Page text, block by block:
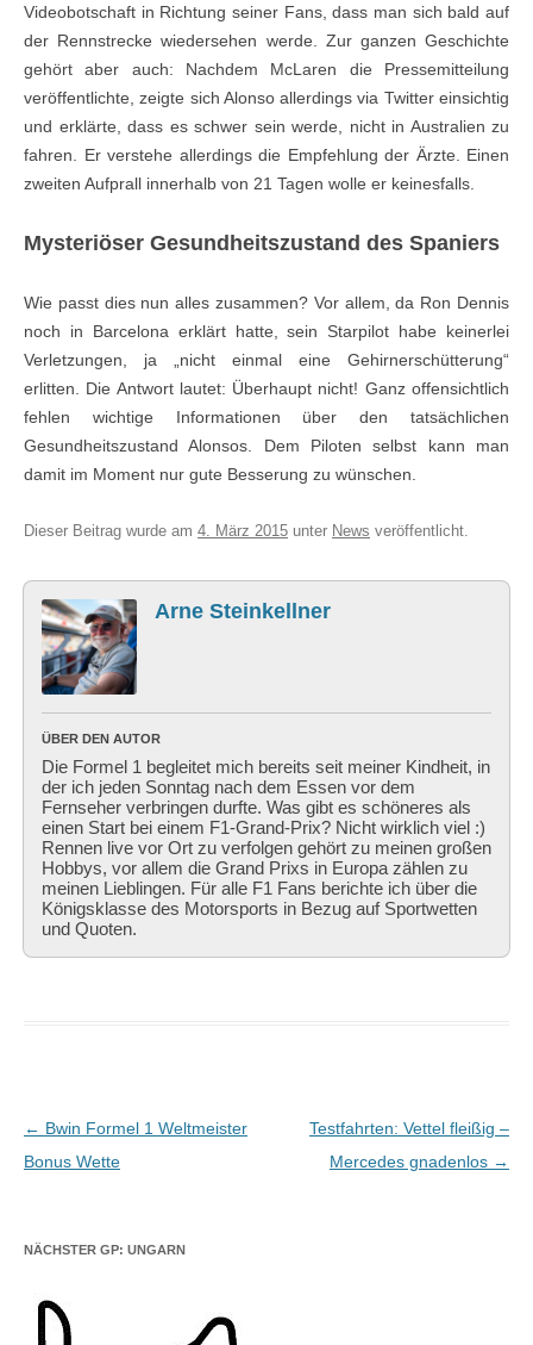
Videobotschaft in Richtung seiner Fans, dass man sich bald auf
der Rennstrecke wiedersehen werde. Zur ganzen Geschichte
gehört aber auch: Nachdem McLaren die Pressemitteilung
veröffentlichte, zeigte sich Alonso allerdings via Twitter einsichtig
und erklärte, dass es schwer sein werde, nicht in Australien zu
fahren. Er verstehe allerdings die Empfehlung der Ärzte. Einen
zweiten Aufprall innerhalb von 21 Tagen wolle er keinesfalls.
Mysteriöser Gesundheitszustand des Spaniers
Wie passt dies nun alles zusammen? Vor allem, da Ron Dennis
noch in Barcelona erklärt hatte, sein Starpilot habe keinerlei
Verletzungen, ja „nicht einmal eine Gehirnerschütterung“
erlitten. Die Antwort lautet: Überhaupt nicht! Ganz offensichtlich
fehlen wichtige Informationen über den tatsächlichen
Gesundheitszustand Alonsos. Dem Piloten selbst kann man
damit im Moment nur gute Besserung zu wünschen.
Dieser Beitrag wurde am 4. März 2015 unter News veröffentlicht.
Arne Steinkellner
ÜBER DEN AUTOR
Die Formel 1 begleitet mich bereits seit meiner Kindheit, in
der ich jeden Sonntag nach dem Essen vor dem
Fernseher verbringen durfte. Was gibt es schöneres als
einen Start bei einem F1-Grand-Prix? Nicht wirklich viel :)
Rennen live vor Ort zu verfolgen gehört zu meinen großen
Hobbys, vor allem die Grand Prixs in Europa zählen zu
meinen Lieblingen. Für alle F1 Fans berichte ich über die
Königsklasse des Motorsports in Bezug auf Sportwetten
und Quoten.
Beitragsnavigation
← Bwin Formel 1 Weltmeister
Bonus Wette
Testfahrten: Vettel fleißig –
Mercedes gnadenlos →
NÄCHSTER GP: UNGARN